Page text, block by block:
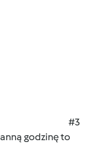
#3
godzinę to